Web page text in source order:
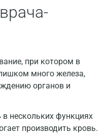
при котором в
много железа,
органов и
нескольких функциях
производить кровь.